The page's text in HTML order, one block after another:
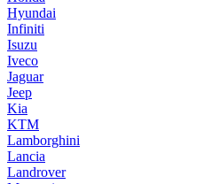
Hyundai
Infiniti
Isuzu
Iveco
Jaguar
Jeep
Kia
KTM
Lamborghini
Lancia
Landrover